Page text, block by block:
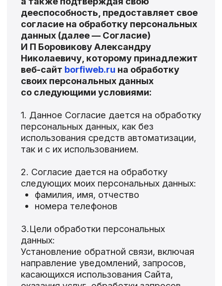
своих персональных данных
со следующими условиями:
1. Данное Согласие дается на обработку
персональных данных, как без
использования средств автоматизации,
так и с их использованием.
2. Согласие дается на обработку
следующих моих персональных данных:
фамилия, имя, отчество
номера телефонов
3.Цели обработки персональных
данных:
Установление обратной связи, включая
направление уведомлений, запросов,
касающихся использования Сайта,
оказания услуг, обработки запросов
Предоставления Пользователю
информации о специальных
предложениях, ценах, новостной
рассылки и иных сведений от имени
Сайта. Осуществления иной рекламной
деятельности.
4. В ходе обработки с персональными
данными будут совершены следующие
действия: сбор; запись;
систематизация; накопление; хранение;
уточнение (обновление, изменение);
извлечение; использование; передача
(предоставление, доступ);
блокирование; удаление; уничтожение.